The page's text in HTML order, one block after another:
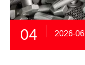
04 2026-06